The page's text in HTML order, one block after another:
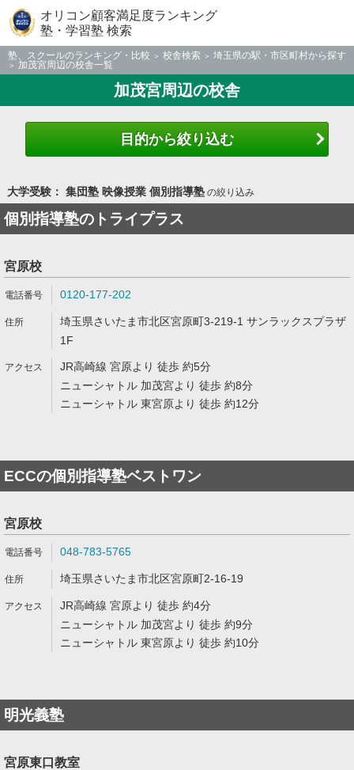
オリコン顧客満足度ランキング
塾・学習塾 検索
塾、スクールのランキング・比較 校舎検索
埼玉県の駅・市区町村から探す
加茂宮周辺の校舎一覧
加茂宮周辺の校舎
目的から絞り込む
大学受験： 集団塾 映像授業 個別指導塾の絞り込み
個別指導塾のトライプラス
宮原校
0120-177-202
埼玉県さいたま市北区宮原町3-219-1 サンラックスプラザ
1F
JR高崎線 宮原より 徒歩 約5分
ニューシャトル 加茂宮より 徒歩 約8分
ニューシャトル 東宮原より 徒歩 約12分
ECCの個別指導塾ベストワン
宮原校
048-783-5765
埼玉県さいたま市北区宮原町2-16-19
JR高崎線 宮原より 徒歩 約4分
ニューシャトル 加茂宮より 徒歩 約9分
ニューシャトル 東宮原より 徒歩 約10分
明光義塾
宮原東口教室